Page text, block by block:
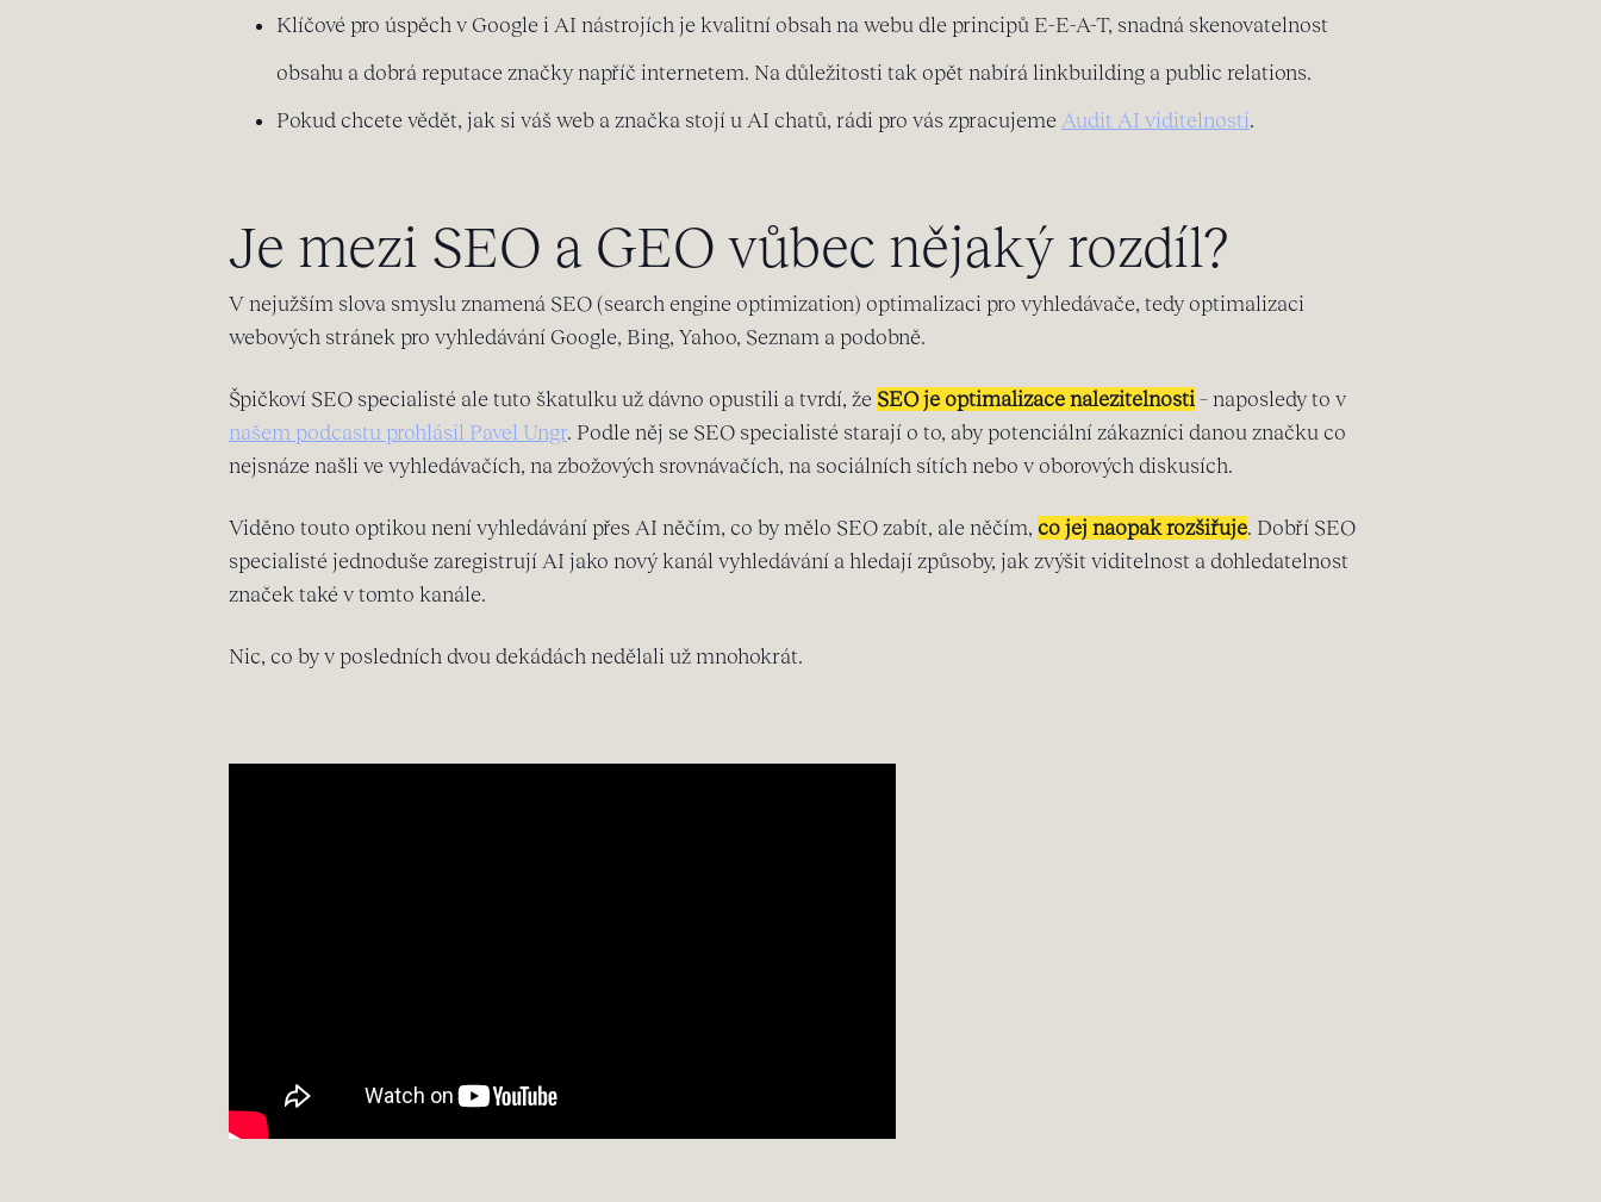
Klíčové pro úspěch v Google i AI nástrojích je kvalitní obsah na webu dle principů E-E-A-T, snadná skenovatelnost
obsahu a dobrá reputace značky napříč internetem. Na důležitosti tak opět nabírá linkbuilding a public relations.
Pokud chcete vědět, jak si váš web a značka stojí u AI chatů, rádi pro vás zpracujeme Audit AI viditelnosti.
Je mezi SEO a GEO vůbec nějaký rozdíl?
V nejužším slova smyslu znamená SEO (search engine optimization) optimalizaci pro vyhledávače, tedy optimalizaci
webových stránek pro vyhledávání Google, Bing, Yahoo, Seznam a podobně.
Špičkoví SEO specialisté ale tuto škatulku už dávno opustili a tvrdí, že SEO je optimalizace nalezitelnosti – naposledy to v
našem podcastu prohlásil Pavel Ungr. Podle něj se SEO specialisté starají o to, aby potenciální zákazníci danou značku co
nejsnáze našli ve vyhledávačích, na zbožových srovnávačích, na sociálních sítích nebo v oborových diskusích.
Viděno touto optikou není vyhledávání přes AI něčím, co by mělo SEO zabít, ale něčím, co jej naopak rozšiřuje. Dobří SEO
specialisté jednoduše zaregistrují AI jako nový kanál vyhledávání a hledají způsoby, jak zvýšit viditelnost a dohledatelnost
značek také v tomto kanále.
Nic, co by v posledních dvou dekádách nedělali už mnohokrát.